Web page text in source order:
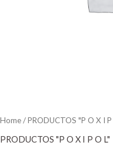
Home/PRODUCTOS "P O X I P
PRODUCTOS "P O X I P O L"